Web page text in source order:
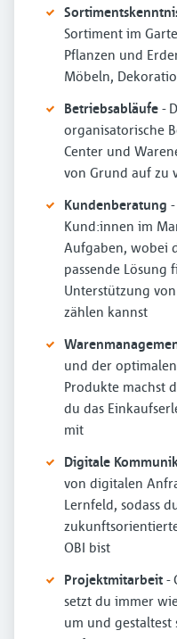
Sortiment im
Pflanzen und
Möbeln,
Betriebsabläufe -
organisatorische
Center und
von Grund auf zu
Kundenberatung
Kund:innen im
Aufgaben, wobei
passende Lösung
Unterstützung
zählen kannst
und der
Produkte machst
du das
mit
Digitale
von digitalen
Lernfeld, sodass
OBI bist
Projektmitarbeit -
setzt du immer
um und gestaltest